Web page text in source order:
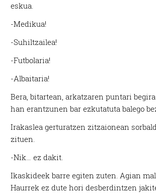
eskua.
-Medikua!
-Suhiltzailea!
-Futbolaria!
-Albaitaria!
Bera, bitartean, arkatzaren puntari
han erantzunen bar ezkutatuta balego
Irakaslea gerturatzen zitzaionean
zituen.
-Nik… ez dakit.
Ikaskideek barre egiten zuten. Agian
Haurrek ez dute hori desberdintzen